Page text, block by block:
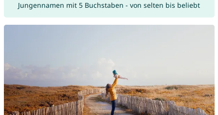
Jungennamen mit 5 Buchstaben - von selten bis beliebt